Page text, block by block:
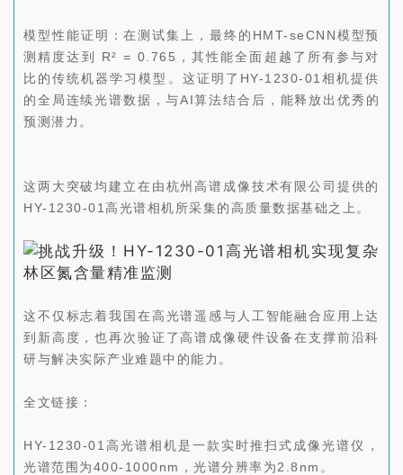
模型性能证明：在测试集上，最终的HMT-seCNN模型预
测精度达到 R² = 0.765，其性能全面超越了所有参与对
比的传统机器学习模型。这证明了HY-1230-01相机提供
的全局连续光谱数据，与AI算法结合后，能释放出优秀的
预测潜力。
这两大突破均建立在由杭州高谱成像技术有限公司提供的
HY-1230-01高光谱相机所采集的高质量数据基础之上。
这不仅标志着我国在高光谱遥感与人工智能融合应用上达
到新高度，也再次验证了高谱成像硬件设备在支撑前沿科
研与解决实际产业难题中的能力。
全文链接：
HY-1230-01高光谱相机是一款实时推扫式成像光谱仪，
光谱范围为400-1000nm，光谱分辨率为2.8nm。